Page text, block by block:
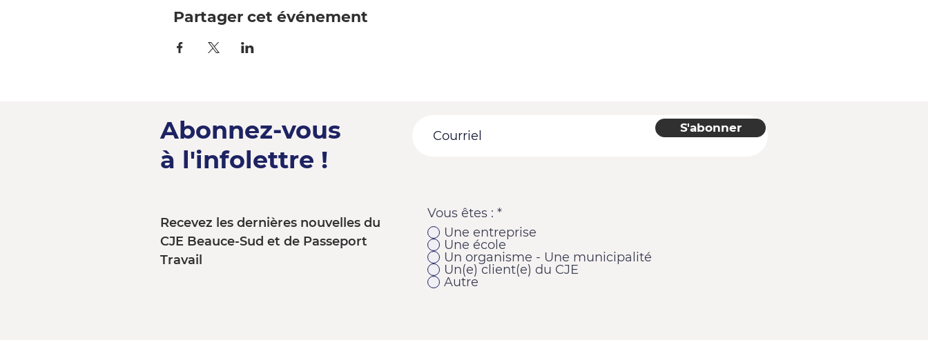
Partager cet événement
Abonnez-vous
à l'infolettre !
Recevez les dernières nouvelles du
CJE Beauce-Sud et de Passeport
Travail
S'abonner
Vous êtes : *
Une entreprise
Une école
Un organisme - Une municipalité
Un(e) client(e) du CJE
Autre